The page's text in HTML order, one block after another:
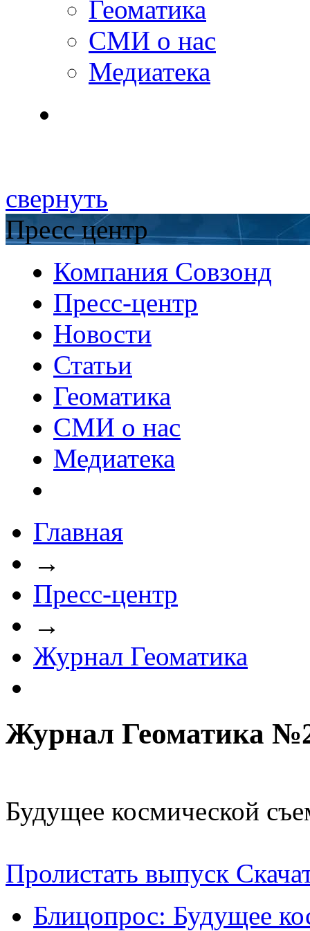
Геоматика
СМИ о нас
Медиатека
свернуть
Пресс центр
Компания Совзонд
Пресс-центр
Новости
Статьи
Геоматика
СМИ о нас
Медиатека
Главная
→
Пресс-центр
→
Журнал Геоматика
Журнал Геоматика
Будущее космической
Пролистать выпуск
Блицопрос: Будущее